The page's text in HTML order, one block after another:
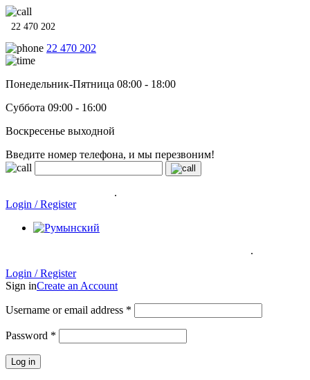
22 470 202
22 470 202
Понедельник-Пятница 08:00 - 18:00
Суббота 09:00 - 16:00
Воскресенье выходной
Введите номер телефона, и мы перезвоним!
.
Login / Register
.
Login / Register
Sign inCreate an Account
Username or email address *
Password *
Log in